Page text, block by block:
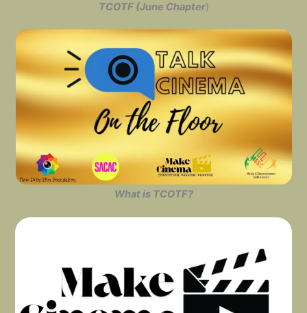
TCOTF (June Chapter)
What is TCOTF?